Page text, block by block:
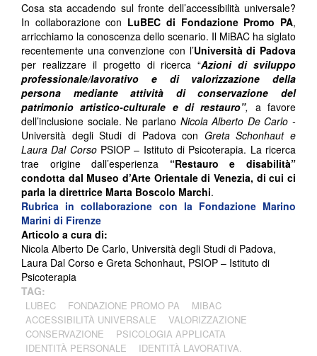
Cosa sta accadendo sul fronte dell’accessibilità universale?
In collaborazione con LuBEC di Fondazione Promo PA,
arricchiamo la conoscenza dello scenario. Il MiBAC ha siglato
recentemente una convenzione con l’Università di Padova
per realizzare il progetto di ricerca “Azioni di sviluppo
professionale/lavorativo e di valorizzazione della
persona mediante attività di conservazione del
patrimonio artistico-culturale e di restauro”, a favore
dell’inclusione sociale. Ne parlano Nicola Alberto De Carlo -
Università degli Studi di Padova con Greta Schonhaut e
Laura Dal CorsoPSIOP – Istituto di Psicoterapia. La ricerca
trae origine dall’esperienza “Restauro e disabilità”
condotta dal Museo d’Arte Orientale di Venezia, di cui ci
parla la direttrice Marta Boscolo Marchi.
Rubrica in collaborazione con la Fondazione Marino
Marini di Firenze
Articolo a cura di:
Nicola Alberto De Carlo, Università degli Studi di Padova,
Laura Dal Corso e Greta Schonhaut, PSIOP – Istituto di
Psicoterapia
TAG:
LUBEC FONDAZIONE PROMO PA
MIBAC
ACCESSIBILITÀ UNIVERSALE
VALORIZZAZIONE
CONSERVAZIONE
PSICOLOGIA APPLICATA
IDENTITÀ PERSONALE
IDENTITÀ LAVORATIVA.